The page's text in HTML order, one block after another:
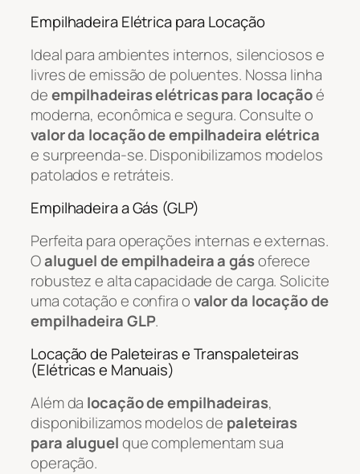
Empilhadeira Elétrica para Locação
Ideal para ambientes internos, silenciosos e
livres de emissão de poluentes. Nossa linha
deempilhadeiras elétricas para locaçãoé
moderna, econômica e segura. Consulte o
valor da locação de empilhadeira elétrica
e surpreenda-se. Disponibilizamos modelos
patolados e retráteis.
Empilhadeira a Gás (GLP)
Perfeita para operações internas e externas.
Oaluguel de empilhadeira a gásoferece
robustez e alta capacidade de carga. Solicite
uma cotação e confira ovalor da locação de
empilhadeira GLP.
Locação de Paleteiras e Transpaleteiras
(Elétricas e Manuais)
Além da locação de empilhadeiras,
disponibilizamos modelos de paleteiras
para aluguelque complementam sua
operação.